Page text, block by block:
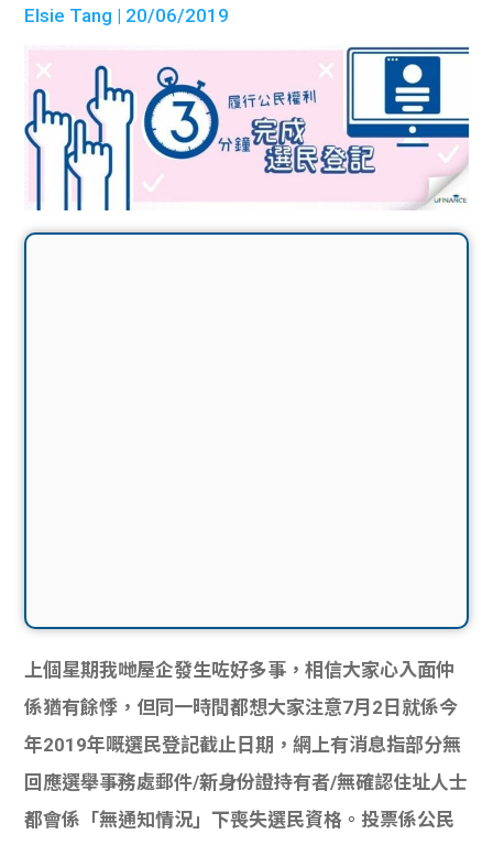
Elsie Tang | 20/06/2019
上個星期我哋屋企發生咗好多事，相信大家心入面仲
係猶有餘悸，但同一時間都想大家注意7月2日就係今
年2019年嘅選民登記截止日期，網上有消息指部分無
回應選舉事務處郵件/新身份證持有者/無確認住址人士
都會係「無通知情況」下喪失選民資格。投票係公民